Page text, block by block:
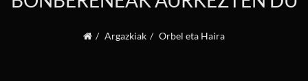
Argazkiak Orbel eta Haira